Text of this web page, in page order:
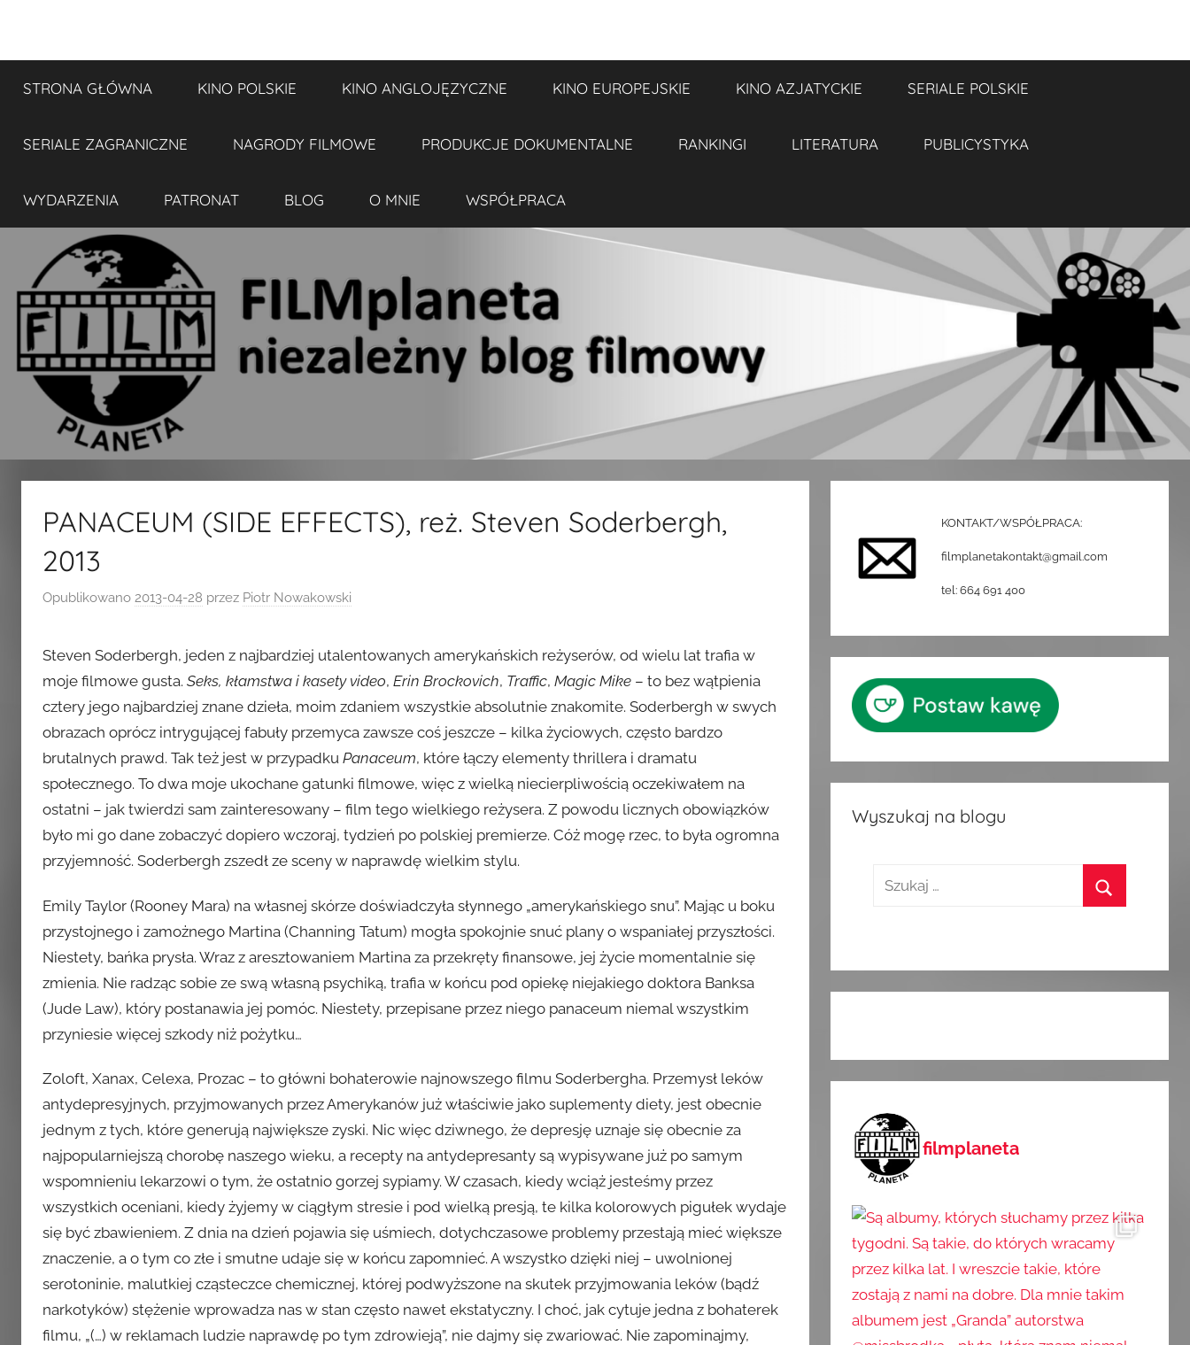
treściFILMplaneta
blog
filmowy
STRONA GŁÓWNA KINO POLSKIE KINO ANGLOJĘZYCZNE KINO EUROPEJSKIE KINO AZJATYCKIE SERIALE POLSKIE
SERIALE ZAGRANICZNE NAGRODY FILMOWE PRODUKCJE DOKUMENTALNE RANKINGI LITERATURA PUBLICYSTYKA
WYDARZENIA PATRONAT BLOG O MNIE WSPÓŁPRACA
PANACEUM (SIDE EFFECTS), reż. Steven Soderbergh,
2013
Opublikowano 2013-04-28 przez Piotr Nowakowski
Steven Soderbergh, jeden z najbardziej utalentowanych amerykańskich reżyserów, od wielu lat trafia w
moje filmowe gusta. Seks, kłamstwa i kasety video, Erin Brockovich, Traffic, Magic Mike – to bez wątpienia
cztery jego najbardziej znane dzieła, moim zdaniem wszystkie absolutnie znakomite. Soderbergh w swych
obrazach oprócz intrygującej fabuły przemyca zawsze coś jeszcze – kilka życiowych, często bardzo
brutalnych prawd. Tak też jest w przypadku Panaceum, które łączy elementy thrillera i dramatu
społecznego. To dwa moje ukochane gatunki filmowe, więc z wielką niecierpliwością oczekiwałem na
ostatni – jak twierdzi sam zainteresowany – film tego wielkiego reżysera. Z powodu licznych obowiązków
było mi go dane zobaczyć dopiero wczoraj, tydzień po polskiej premierze. Cóż mogę rzec, to była ogromna
przyjemność. Soderbergh zszedł ze sceny w naprawdę wielkim stylu.
Emily Taylor (Rooney Mara) na własnej skórze doświadczyła słynnego „amerykańskiego snu”. Mając u boku
przystojnego i zamożnego Martina (Channing Tatum) mogła spokojnie snuć plany o wspaniałej przyszłości.
Niestety, bańka prysła. Wraz z aresztowaniem Martina za przekręty finansowe, jej życie momentalnie się
zmienia. Nie radząc sobie ze swą własną psychiką, trafia w końcu pod opiekę niejakiego doktora Banksa
(Jude Law), który postanawia jej pomóc. Niestety, przepisane przez niego panaceum niemal wszystkim
przyniesie więcej szkody niż pożytku…
Zoloft, Xanax, Celexa, Prozac – to główni bohaterowie najnowszego filmu Soderbergha. Przemysł leków
antydepresyjnych, przyjmowanych przez Amerykanów już właściwie jako suplementy diety, jest obecnie
jednym z tych, które generują największe zyski. Nic więc dziwnego, że depresję uznaje się obecnie za
najpopularniejszą chorobę naszego wieku, a recepty na antydepresanty są wypisywane już po samym
wspomnieniu lekarzowi o tym, że ostatnio gorzej sypiamy. W czasach, kiedy wciąż jesteśmy przez
wszystkich oceniani, kiedy żyjemy w ciągłym stresie i pod wielką presją, te kilka kolorowych pigułek wydaje
się być zbawieniem. Z dnia na dzień pojawia się uśmiech, dotychczasowe problemy przestają mieć większe
znaczenie, a o tym co złe i smutne udaje się w końcu zapomnieć. A wszystko dzięki niej – uwolnionej
serotoninie, malutkiej cząsteczce chemicznej, której podwyższone na skutek przyjmowania leków (bądź
narkotyków) stężenie wprowadza nas w stan często nawet ekstatyczny. I choć, jak cytuje jedna z bohaterek
filmu, „(…) w reklamach ludzie naprawdę po tym zdrowieją”, nie dajmy się zwariować. Nie zapominajmy,
KONTAKT/WSPÓŁPRACA:
filmplanetakontakt@gmail.com
tel: 664 691 400
Wyszukaj na blogu
Szukaj:
filmplaneta